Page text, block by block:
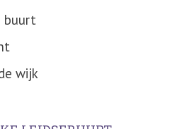
buurt
wijk